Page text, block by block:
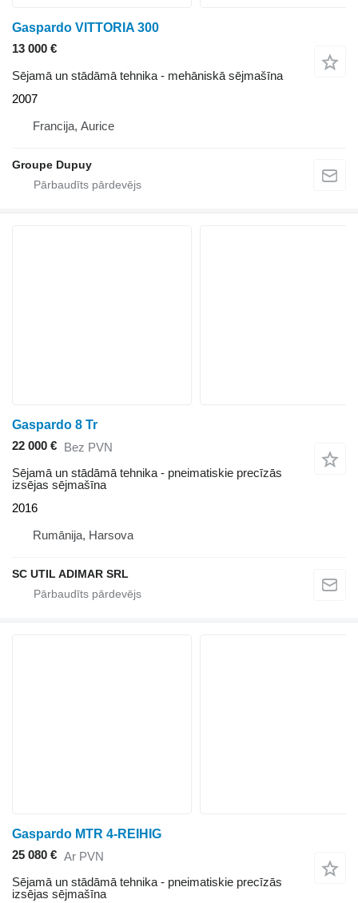
Gaspardo VITTORIA 300
13 000 €
Sējamā un stādāmā tehnika - mehāniskā sējmašīna
2007
Francija, Aurice
Groupe Dupuy
Gaspardo 8 Tr
22 000 € Bez PVN
Sējamā un stādāmā tehnika - pneimatiskie precīzās
izsējas sējmašīna
2016
Rumānija, Harsova
SC UTIL ADIMAR SRL
Gaspardo MTR 4-REIHIG
25 080 € Ar PVN
Sējamā un stādāmā tehnika - pneimatiskie precīzās
izsējas sējmašīna